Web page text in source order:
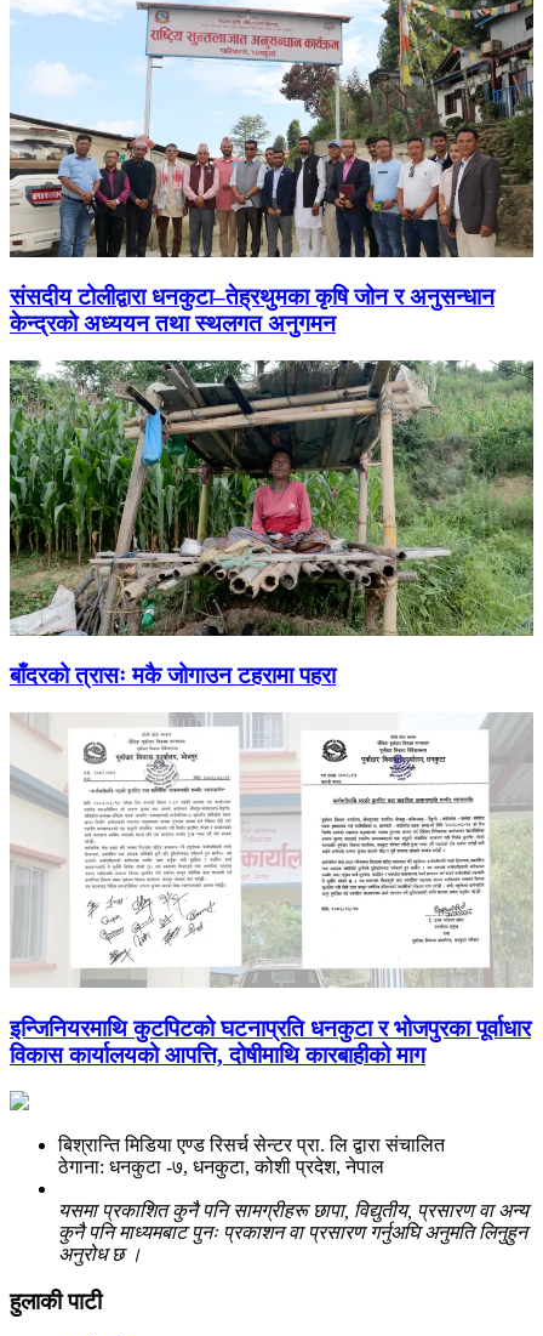
संसदीय टोलीद्वारा धनकुटा–तेह्रथुमका कृषि जोन र अनुसन्धान
केन्द्रको अध्ययन तथा स्थलगत अनुगमन
बाँदरको त्रासः मकै जोगाउन टहरामा पहरा
इन्जिनियरमाथि कुटपिटको घटनाप्रति धनकुटा र भोजपुरका पूर्वाधार
विकास कार्यालयको आपत्ति, दोषीमाथि कारबाहीको माग
बिश्रान्ति मिडिया एण्ड रिसर्च सेन्टर प्रा. लि द्वारा संचालित
ठेगाना: धनकुटा -७, धनकुटा, कोशी प्रदेश, नेपाल
यसमा प्रकाशित कुनै पनि सामग्रीहरू छापा, विद्युतीय, प्रसारण वा अन्य
कुनै पनि माध्यमबाट पुनः प्रकाशन वा प्रसारण गर्नुअघि अनुमति लिनुहुन
अनुरोध छ ।
हुलाकी पाटी